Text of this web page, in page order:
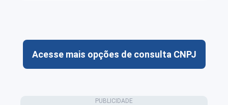
Acesse mais opções de consulta CNPJ